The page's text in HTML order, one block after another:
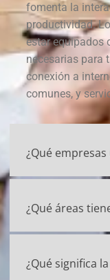
fomenta la
productividad.
estar equipados
necesarias para
conexión a
comunes, y
¿Qué
¿Qué áreas
¿Qué significa